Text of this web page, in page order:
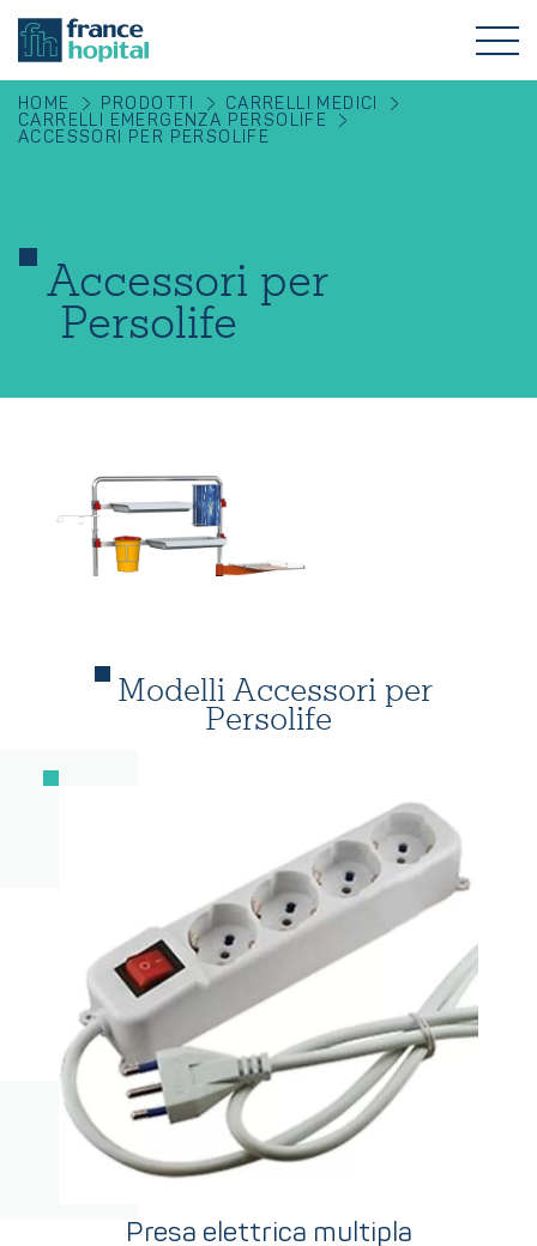
HOME PRODOTTI
CARRELLI MEDICI
CARRELLI EMERGENZA PERSOLIFE
ACCESSORI PER PERSOLIFE
Accessori per
Persolife
Modelli Accessori per
Persolife
Presa elettrica multipla